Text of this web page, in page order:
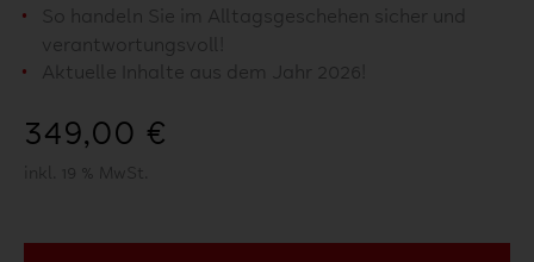
So handeln Sie im Alltagsgeschehen sicher und
verantwortungsvoll!
Aktuelle Inhalte aus dem Jahr 2026!
349,00 €
inkl. 19 % MwSt.